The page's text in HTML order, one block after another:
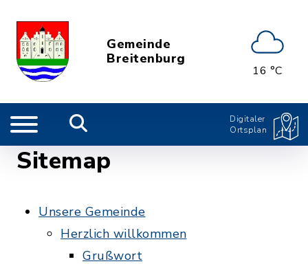
Gemeinde
Breitenburg
16 °C
Digitaler
Ortsplan
Sitemap
Unsere Gemeinde
Herzlich willkommen
Grußwort